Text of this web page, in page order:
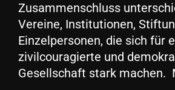
Zusammenschluss
Vereine, Institutionen,
Einzelpersonen, die sich für
zivilcouragierte und
Gesellschaft stark machen.